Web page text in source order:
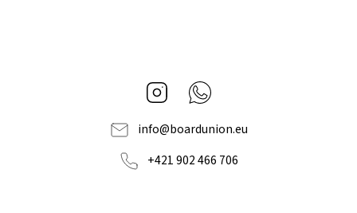
Instagram
info@boardunion.eu
+421 902 466 706